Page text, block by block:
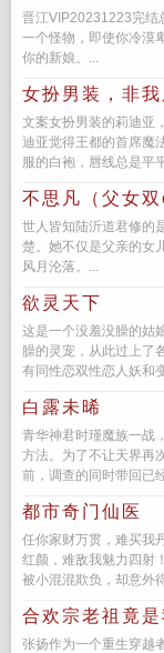
晋江VIP20231223完结
一个怪物，即使你冷漠
你的新娘。...
女扮男装，非我
文案女扮男装的莉迪亚
迪亚觉得王都的首席魔
服的白袍，唇线总是平
不思凡（父女双
世人皆知陆沂道君修的
楚。她不仅是父亲的女
风月沦落。...
欲灵天下
这是一个没羞没臊的姑
臊的灵宠，从此过上了
有同性恋双性恋人妖和
白露未晞
青华神君时瑾魔族一战
方法。为了不让天界再
前，调查的同时带回已
都市奇门仙医
任你家财万贯，难买我
红颜，难敌我魅力四射
被小混混欺负，却意外
合欢宗老祖竟是
张扬作为一个重生穿越